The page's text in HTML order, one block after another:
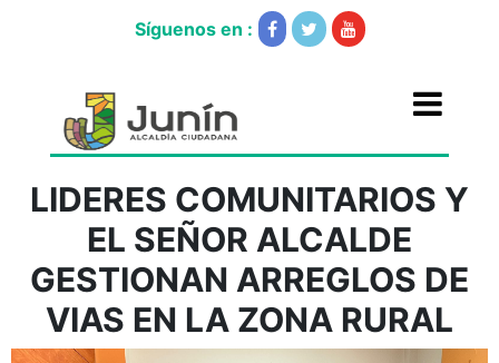
Síguenos en :
LIDERES COMUNITARIOS Y
EL SEÑOR ALCALDE
GESTIONAN ARREGLOS DE
VIAS EN LA ZONA RURAL